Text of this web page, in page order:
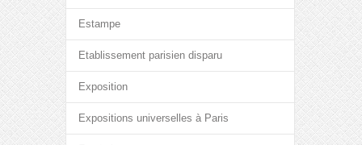
Estampe
Etablissement parisien disparu
Exposition
Expositions universelles à Paris